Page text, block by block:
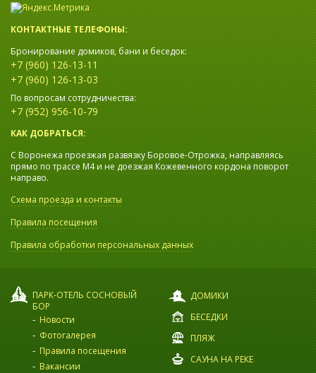
КОНТАКТНЫЕ ТЕЛЕФОНЫ:
Бронирование домиков, бани и беседок:
+7 (960) 126-13-11
+7 (960) 126-13-03
По вопросам сотрудничества:
+7 (952) 956-10-79
КАК ДОБРАТЬСЯ:
С Воронежа проезжая развязку Боровое-Отрожка, направляясь
прямо по трассе М4 и не доезжая Кожевенного кордона поворот
направо.
Схема проезда и контакты
Правила посещения
Правила обработки персональных данных
ПАРК-ОТЕЛЬ СОСНОВЫЙ
БОР
Новости
Фотогалерея
Правила посещения
Вакансии
ДОМИКИ
БЕСЕДКИ
ПЛЯЖ
САУНА НА РЕКЕ